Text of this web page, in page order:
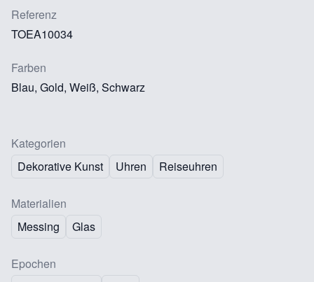
Referenz
TOEA10034
Farben
Blau, Gold, Weiß, Schwarz
Kategorien
Dekorative Kunst
Uhren Reiseuhren
Materialien
Messing
Glas
Epochen